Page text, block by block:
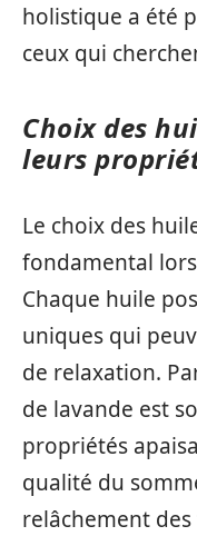
holistique a été
ceux qui
Choix des
leurs
Le choix des
fondamental lors
Chaque huile
uniques qui
de relaxation.
de lavande est
propriétés
qualité du
relâchement